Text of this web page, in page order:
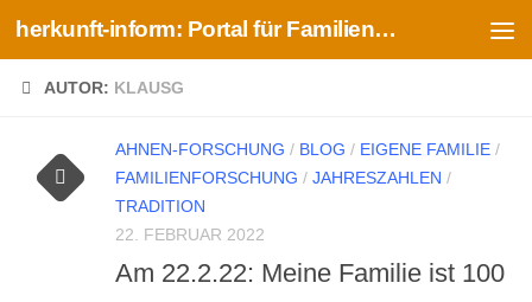
Zum Inhalt springen herkunft-inform: Portal für Familien- und Ahnenforschung
AUTOR: KLAUSG
AHNEN-FORSCHUNG / BLOG / EIGENE FAMILIE /
FAMILIENFORSCHUNG / JAHRESZAHLEN /
TRADITION
22. FEBRUAR 2022
Am 22.2.22: Meine Familie ist 100